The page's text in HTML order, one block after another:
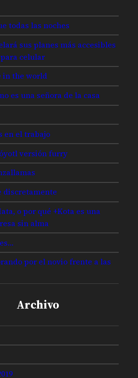
todas las noches
sus planes más accesibles
celular
in the world
es una señora de la casa
en el trabajo
versión furry
discretamente
o por qué +Kota es una
sin alma
por el novio frente a las
Archivo